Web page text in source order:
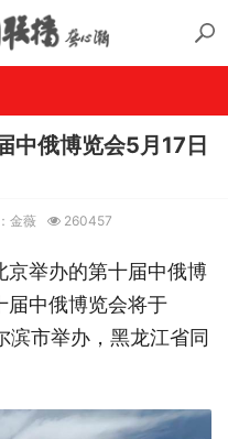
中俄博览会5月17日
金薇 260457
京举办的第十届中俄博
届中俄博览会将于
滨市举办，黑龙江省同